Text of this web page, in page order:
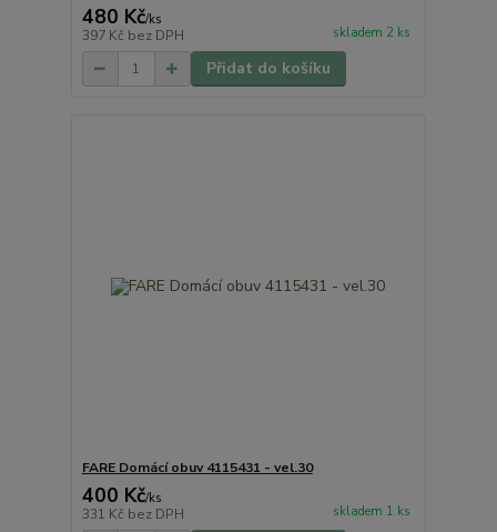
480 Kč/ks
397 Kč bez DPH skladem 2 ks
Přidat do košíku
FARE Domácí obuv 4115431 - vel.30
400 Kč/ks
331 Kč bez DPH skladem 1 ks